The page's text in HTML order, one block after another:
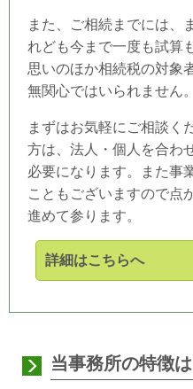
また、ご相続までには、
れども今まで一度も試算
思いのほか相続税の対象
無関心ではいられません。
まずはお気軽にご相談く
方は、法人・個人を合わ
必要になります。また事
こともございますので点
進めて参ります。
詳細はこちらへ
当事務所の